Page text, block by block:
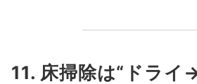
11. 床掃除は“ドライ